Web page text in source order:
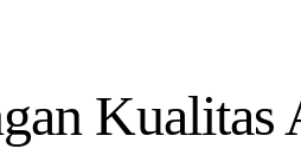
Kualitas